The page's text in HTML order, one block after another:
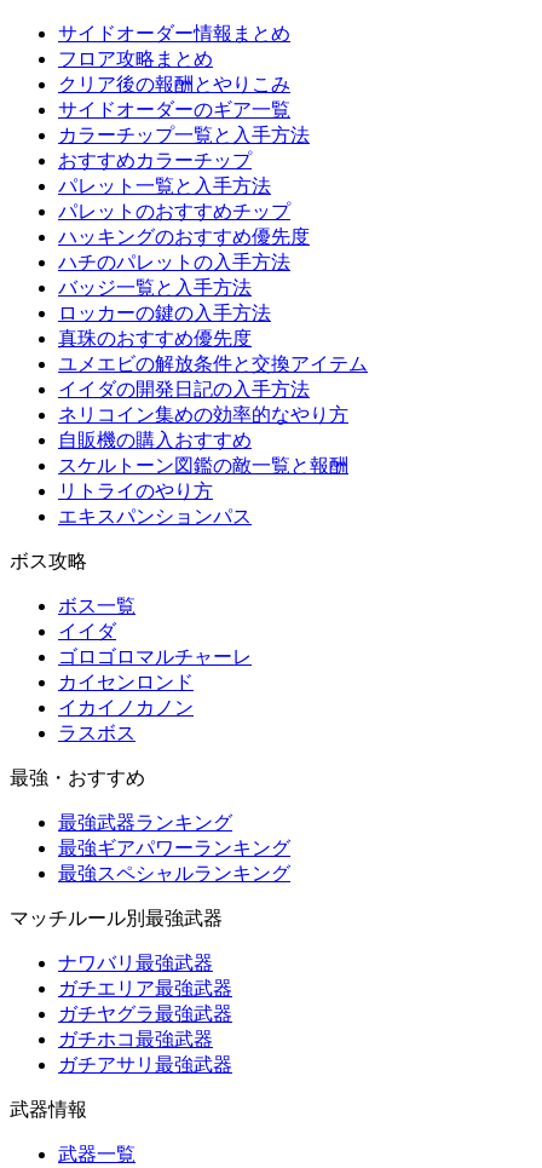
サイドオーダー情報まとめ
フロア攻略まとめ
クリア後の報酬とやりこみ
サイドオーダーのギア一覧
カラーチップ一覧と入手方法
おすすめカラーチップ
パレット一覧と入手方法
パレットのおすすめチップ
ハッキングのおすすめ優先度
ハチのパレットの入手方法
バッジ一覧と入手方法
ロッカーの鍵の入手方法
真珠のおすすめ優先度
ユメエビの解放条件と交換アイテム
イイダの開発日記の入手方法
ネリコイン集めの効率的なやり方
自販機の購入おすすめ
スケルトーン図鑑の敵一覧と報酬
リトライのやり方
エキスパンションパス
ボス攻略
ボス一覧
イイダ
ゴロゴロマルチャーレ
カイセンロンド
イカイノカノン
ラスボス
最強・おすすめ
最強武器ランキング
最強ギアパワーランキング
最強スペシャルランキング
マッチルール別最強武器
ナワバリ最強武器
ガチエリア最強武器
ガチヤグラ最強武器
ガチホコ最強武器
ガチアサリ最強武器
武器情報
武器一覧